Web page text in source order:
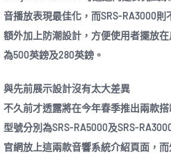
音播放表現最佳化，而SRS-RA3000
額外加上防潮設計，方便使用者擺放
為500英鎊及280英鎊。
與先前展示設計沒有太大差異
不久前才透露將在今年春季推出兩款
型號分別為SRS-RA5000及SRS-
官網放上這兩款音響系統介紹頁面，